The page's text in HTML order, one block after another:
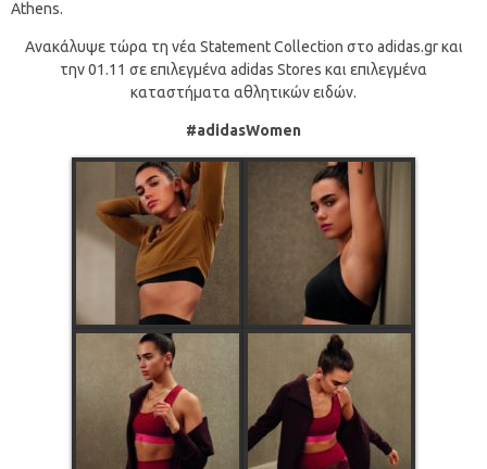
Athens.
Ανακάλυψε τώρα τη νέα Statement Collection στο adidas.gr και
την 01.11 σε επιλεγμένα adidas Stores και επιλεγμένα
καταστήματα αθλητικών ειδών.
#adidasWomen